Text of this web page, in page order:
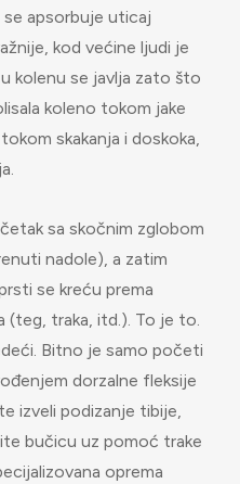
apsorbuje uticaj
kod većine ljudi je
kolenu se javlja zato što
koleno tokom jake
skakanja i doskoka,
sa skočnim zglobom
nadole), a zatim
se kreću prema
(teg, traka, itd.). To je to.
Bitno je samo početi
dorzalne fleksije
izveli podizanje tibije,
bučicu uz pomoć trake
oprema